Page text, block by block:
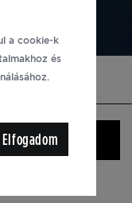
a cookie-k
és
Elfogadom